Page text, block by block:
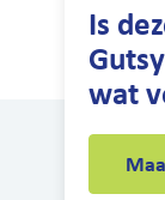
Is
wat